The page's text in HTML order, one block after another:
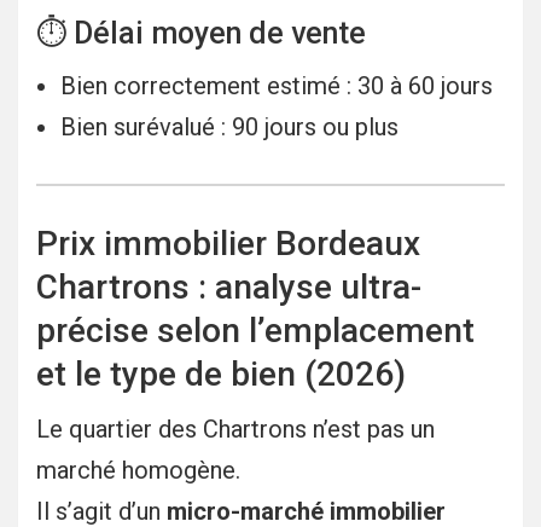
⏱ Délai moyen de vente
Bien correctement estimé : 30 à 60 jours
Bien surévalué : 90 jours ou plus
Prix immobilier Bordeaux
Chartrons : analyse ultra-
précise selon l’emplacement
et le type de bien (2026)
Le quartier des Chartrons n’est pas un
marché homogène.
Il s’agit d’un micro-marché immobilier